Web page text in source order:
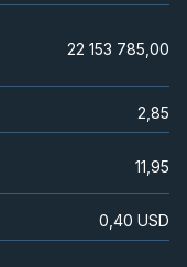
22 153 785,00
2,85
11,95
0,40 USD